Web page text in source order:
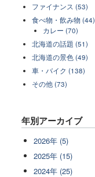
ファイナンス (53)
食べ物・飲み物 (44)
カレー (70)
北海道の話題 (51)
北海道の景色 (49)
車・バイク (138)
その他 (73)
年別アーカイブ
2026年 (5)
2025年 (15)
2024年 (25)